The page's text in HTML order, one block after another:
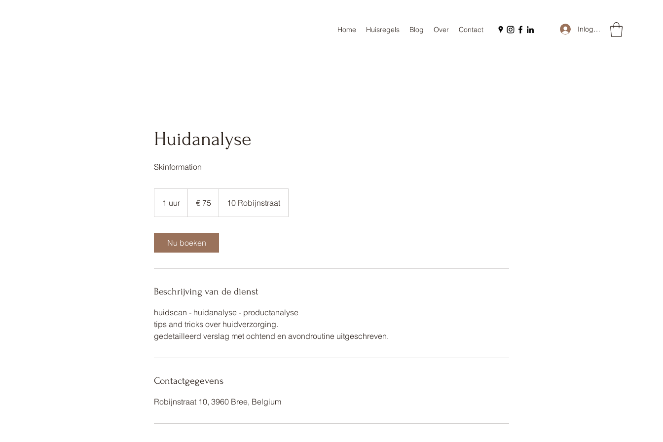
Home Huisregels Blog Over Contact Inloggen
Huidanalyse
Skinformation
1 uur
u
€ 75 10 Robijnstraat
Nu boeken
Beschrijving van de dienst
huidscan - huidanalyse - productanalyse
tips and tricks over huidverzorging.
gedetailleerd verslag met ochtend en avondroutine uitgeschreven.
Contactgegevens
Robijnstraat 10, 3960 Bree, Belgium